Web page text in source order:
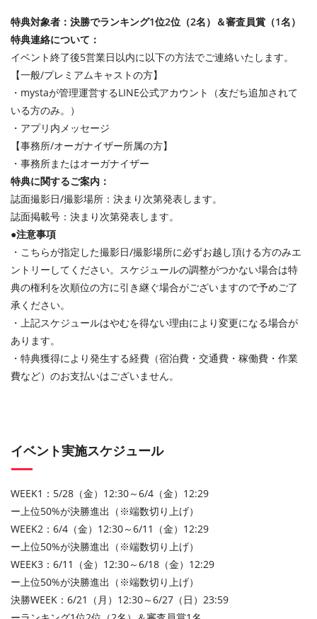
特典対象者：決勝でランキング1位2位（2名）＆審査員賞（1名）
特典連絡について：
イベント終了後5営業日以内に以下の方法でご連絡いたします。
【一般/プレミアムキャストの方】
・mystaが管理運営するLINE公式アカウント（友だち追加されて
いる方のみ。）
・アプリ内メッセージ
【事務所/オーガナイザー所属の方】
・事務所またはオーガナイザー
特典に関するご案内：
誌面撮影日/撮影場所：決まり次第発表します。
誌面掲載号：決まり次第発表します。
●注意事項
・こちらが指定した撮影日/撮影場所に必ずお越し頂ける方のみエ
ントリーしてください。スケジュールの調整がつかない場合は特
典の権利を次順位の方に引き継ぐ場合がございますので予めご了
承ください。
・上記スケジュールはやむを得ない理由により変更になる場合が
あります。
・特典獲得により発生する経費（宿泊費・交通費・稼働費・作業
費など）のお支払いはございません。
イベント実施スケジュール
WEEK1：5/28（金）12:30～6/4（金）12:29
ー上位50%が決勝進出（※端数切り上げ）
WEEK2：6/4（金）12:30～6/11（金）12:29
ー上位50%が決勝進出（※端数切り上げ）
WEEK3：6/11（金）12:30～6/18（金）12:29
ー上位50%が決勝進出（※端数切り上げ）
決勝WEEK：6/21（月）12:30～6/27（日）23:59